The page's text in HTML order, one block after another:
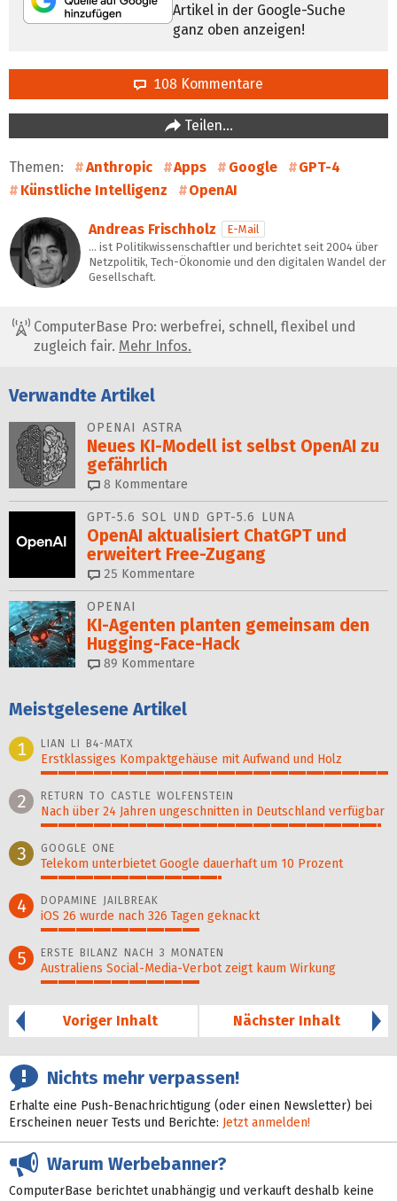
Artikel in der Google-Suche
ganz oben anzeigen!
108 Kommentare
Teilen…
Themen: Anthropic Apps Google
GPT-4
Künstliche Intelligenz
OpenAI
Andreas Frischholz
E-Mail
… ist Politikwissenschaftler und berichtet seit 2004 über
Netzpolitik, Tech-Ökonomie und den digitalen Wandel der
Gesellschaft.
ComputerBase Pro: werbefrei, schnell, flexibel und
zugleich fair. Mehr Infos.
Verwandte Artikel
OPENAI ASTRA
Neues KI-Modell ist selbst OpenAI zu
gefährlich
8 Kommentare
GPT-5.6 SOL UND GPT-5.6 LUNA
OpenAI aktualisiert ChatGPT und
erweitert Free-Zugang
25 Kommentare
OPENAI
KI-Agenten planten gemein­sam den
Hugging-Face-Hack
89 Kommentare
Meistgelesene Artikel
1
LIAN LI B4-MATX
Erstklassiges Kompaktgehäuse mit Aufwand und Holz
2 RETURN TO CASTLE WOLFENSTEIN
Nach über 24 Jahren ungeschnitten in Deutschland verfügbar
3 GOOGLE ONE
Telekom unterbietet Google dauerhaft um 10 Prozent
4 DOPAMINE JAILBREAK
iOS 26 wurde nach 326 Tagen geknackt
5 ERSTE BILANZ NACH 3 MONATEN
Australiens Social-Media-Verbot zeigt kaum Wirkung
Voriger Inhalt
Nächster Inhalt
Nichts mehr verpassen!
Erhalte eine Push-Benachrichtigung (oder einen Newsletter) bei
Erscheinen neuer Tests und Berichte: Jetzt anmelden!
Warum Werbebanner?
ComputerBase berichtet unabhängig und verkauft deshalb keine